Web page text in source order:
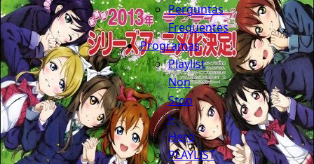
Perguntas
Frequentes
Programas
Playlist
Non
Stop
J-
Hero
PLAYLIST